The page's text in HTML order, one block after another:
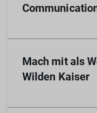
Mach mit als
Wilden Kaiser